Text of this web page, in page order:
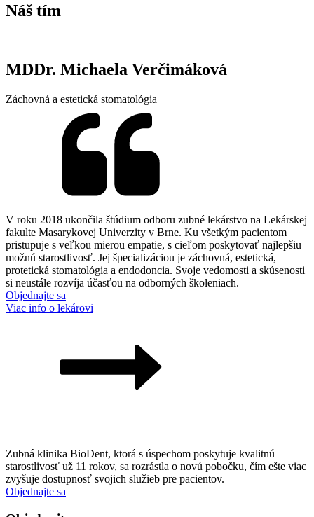
Náš tím
MDDr. Michaela Verčimáková
Záchovná a estetická stomatológia
V roku 2018 ukončila štúdium odboru zubné lekárstvo na Lekárskej
fakulte Masarykovej Univerzity v Brne. Ku všetkým pacientom
pristupuje s veľkou mierou empatie, s cieľom poskytovať najlepšiu
možnú starostlivosť. Jej špecializáciou je záchovná, estetická,
protetická stomatológia a endodoncia. Svoje vedomosti a skúsenosti
si neustále rozvíja účasťou na odborných školeniach.
Objednajte sa
Viac info o lekárovi
Zubná klinika BioDent, ktorá s úspechom poskytuje kvalitnú
starostlivosť už 11 rokov, sa rozrástla o novú pobočku, čím ešte viac
zvyšuje dostupnosť svojich služieb pre pacientov.
Objednajte sa